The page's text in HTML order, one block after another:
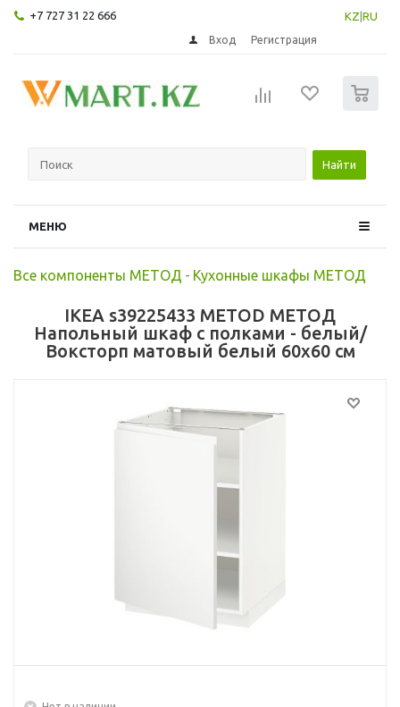
+7 727 31 22 666 KZ RU
Вход Регистрация
Найти
МЕНЮ
Все компоненты МЕТОД - Кухонные шкафы МЕТОД
IKEA s39225433 METOD МЕТОД
Напольный шкаф с полками - белый/
Воксторп матовый белый 60x60 см